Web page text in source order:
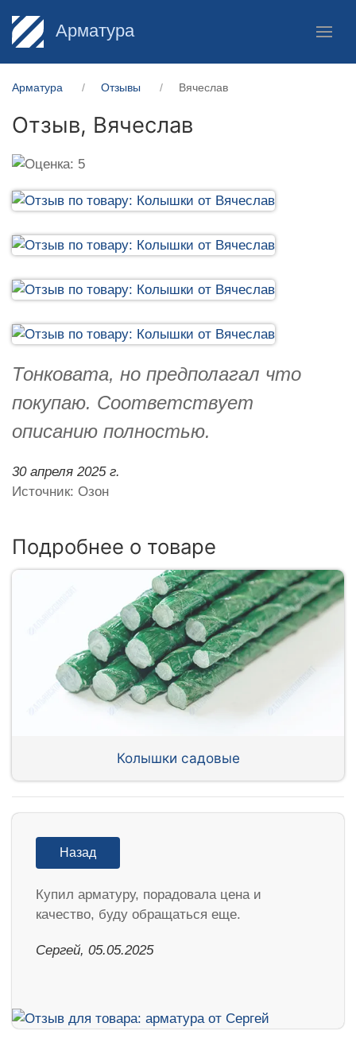
Арматура
Арматура Отзывы Вячеслав
Отзыв, Вячеслав
Тонковата, но предполагал что
покупаю. Соответствует
описанию полностью.
30 апреля 2025 г.
Источник: Озон
Подробнее о товаре
Колышки садовые
Назад
Купил арматуру, порадовала цена и
качество, буду обращаться еще.
Сергей, 05.05.2025